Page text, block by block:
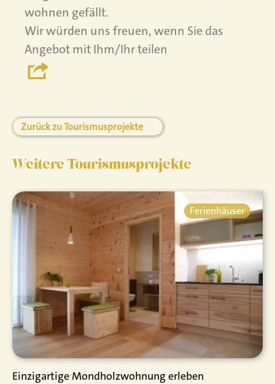
wohnen gefällt.
Wir würden uns freuen, wenn Sie das
Angebot mit Ihm/Ihr teilen
Zurück zu Tourismusprojekte
Weitere Tourismusprojekte
Ferienhäuser
Einzigartige Mondholzwohnung erleben